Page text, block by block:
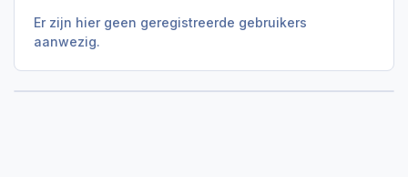
Er zijn hier geen geregistreerde gebruikers
aanwezig.